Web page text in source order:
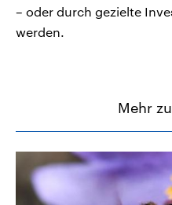
– oder durch gezielte
werden.
Mehr